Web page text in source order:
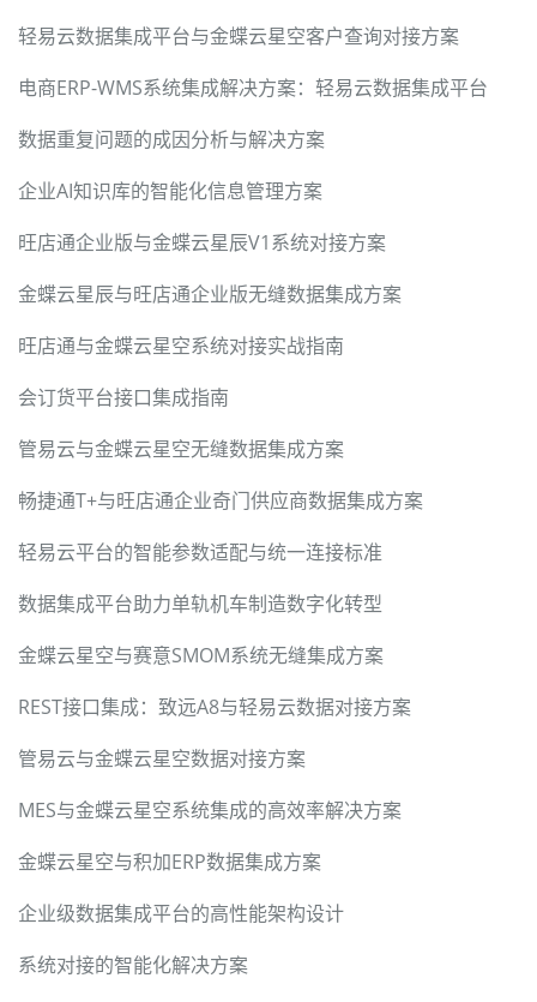
轻易云数据集成平台与金蝶云星空客户查询对接方案
电商ERP-WMS系统集成解决方案：轻易云数据集成平台
数据重复问题的成因分析与解决方案
企业AI知识库的智能化信息管理方案
旺店通企业版与金蝶云星辰V1系统对接方案
金蝶云星辰与旺店通企业版无缝数据集成方案
旺店通与金蝶云星空系统对接实战指南
会订货平台接口集成指南
管易云与金蝶云星空无缝数据集成方案
畅捷通T+与旺店通企业奇门供应商数据集成方案
轻易云平台的智能参数适配与统一连接标准
数据集成平台助力单轨机车制造数字化转型
金蝶云星空与赛意SMOM系统无缝集成方案
REST接口集成：致远A8与轻易云数据对接方案
管易云与金蝶云星空数据对接方案
MES与金蝶云星空系统集成的高效率解决方案
金蝶云星空与积加ERP数据集成方案
企业级数据集成平台的高性能架构设计
系统对接的智能化解决方案